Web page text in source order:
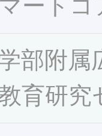
ート
部附属
育研究